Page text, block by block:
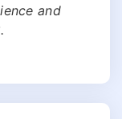
and